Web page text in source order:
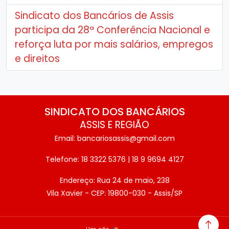
Sindicato dos Bancários de Assis
participa da 28ª Conferência Nacional e
reforça luta por mais salários, empregos
e direitos
SINDICATO DOS BANCÁRIOS
ASSIS E REGIÃO
Email: bancariosassis@gmail.com
Telefone: 18 3322 5376 | 18 9 9694 4127
Endereço: Rua 24 de maio, 238
Vila Xavier - CEP: 19800-030 - Assis/SP